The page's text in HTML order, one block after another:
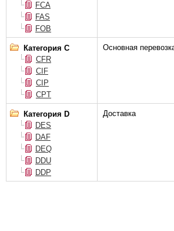
FCA
FAS
FOB
Категория С
CFR
CIF
CIP
CPT
Основная
Категория D
DES
DAF
DEQ
DDU
DDP
Доставка